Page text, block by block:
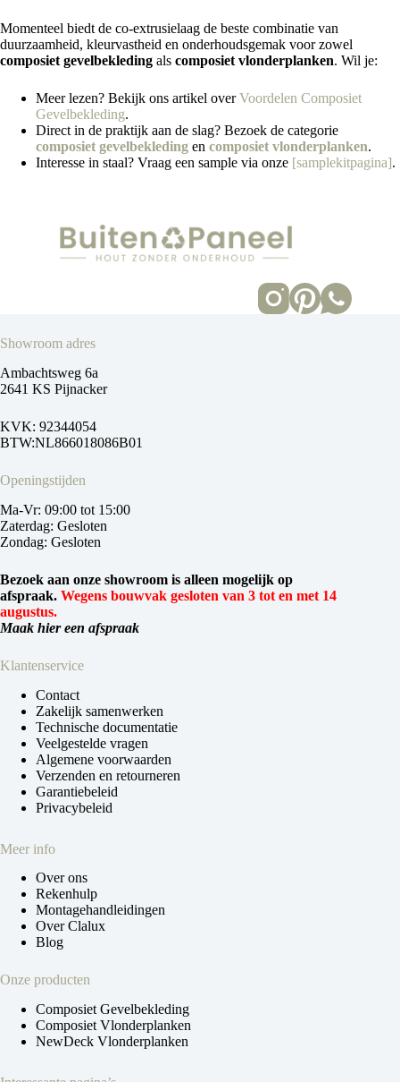
Momenteel biedt de co‑extrusielaag de beste combinatie van
duurzaamheid, kleurvastheid en onderhoudsgemak voor zowel
composiet gevelbekleding als composiet vlonderplanken. Wil je:
Meer lezen? Bekijk ons artikel overVoordelen Composiet
Gevelbekleding.
Direct in de praktijk aan de slag? Bezoek de categorie
composiet gevelbekleding en composiet vlonderplanken.
Interesse in staal? Vraag een sample via onze [samplekitpagina].
Showroom adres
Ambachtsweg 6a
2641 KS Pijnacker
KVK: 92344054
BTW:NL866018086B01
Openingstijden
Ma-Vr: 09:00 tot 15:00
Zaterdag: Gesloten
Zondag: Gesloten
Bezoek aan onze showroom is alleen mogelijk op
afspraak. Wegens bouwvak gesloten van 3 tot en met 14
augustus.
Maak hier een afspraak
Klantenservice
Contact
Zakelijk samenwerken
Technische documentatie
Veelgestelde vragen
Algemene voorwaarden
Verzenden en retourneren
Garantiebeleid
Privacybeleid
Meer info
Over ons
Rekenhulp
Montagehandleidingen
Over Clalux
Blog
Onze producten
Composiet Gevelbekleding
Composiet Vlonderplanken
NewDeck Vlonderplanken